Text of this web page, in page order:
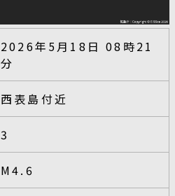
2026年5月18日 08時21
分
西表島付近
3
M4.6